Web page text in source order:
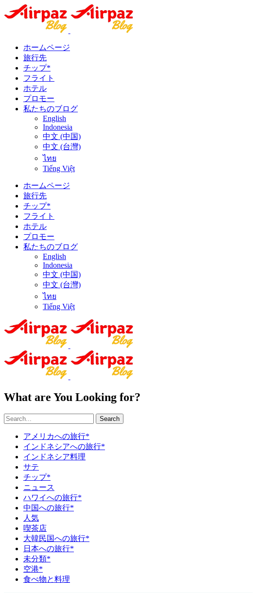
ホームページ
旅行先
チップ*
フライト
ホテル
プロモー
私たちのブログ
English
Indonesia
中文 (中国)
中文 (台灣)
ไทย
Tiếng Việt
ホームページ
旅行先
チップ*
フライト
ホテル
プロモー
私たちのブログ
English
Indonesia
中文 (中国)
中文 (台灣)
ไทย
Tiếng Việt
What are You Looking for?
Search
アメリカへの旅行*
インドネシアへの旅行*
インドネシア料理
サテ
チップ*
ニュース
ハワイへの旅行*
中国への旅行*
人気
喫茶店
大韓民国への旅行*
日本への旅行*
未分類*
空港*
食べ物と料理